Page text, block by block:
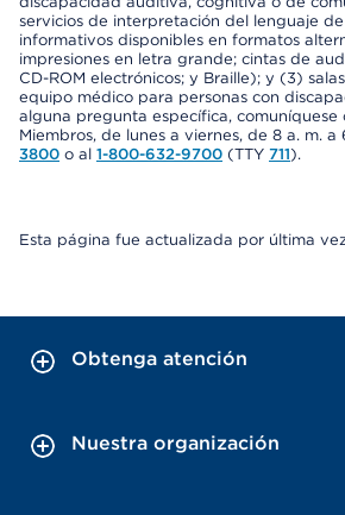
servicios de interpretación del lenguaje
informativos disponibles en formatos
impresiones en letra grande; cintas de
CD-ROM electrónicos; y Braille); y (3)
equipo médico para personas con
alguna pregunta específica, comuníquese
Miembros, de lunes a viernes, de 8 a. m. a
3800 o al 1-800-632-9700 (TTY 711).
Esta página fue actualizada por última
Obtenga atención
Nuestra organización